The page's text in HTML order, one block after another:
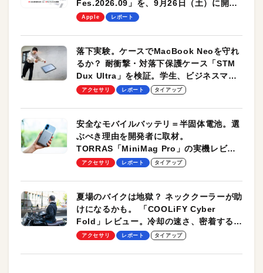
Fes.2026.09」を、9月26日（土）に開催
します！
Apple レポート
落下実験。ケースでMacBook Neoを守れ
るか？ 耐衝撃・対落下保護ケース「STM
Dux Ultra」を検証。学生、ビジネスマン
のモバイルユースに最適！
アクセサリ レポート タイアップ
安全なモバイルバッテリ＝半固体電池。選
ぶべき理由を開発者に取材。
TORRAS「MiniMag Pro」の実機レビュ
ーも
アクセサリ レポート タイアップ
夏場のバイクは地獄？ ネッククーラーが助
けになるかも。 「COOLiFY Cyber
Fold」レビュー。冷却の速さ、密着する冷
却プレート、シンプルな操作性がグッド！
アクセサリ レポート タイアップ